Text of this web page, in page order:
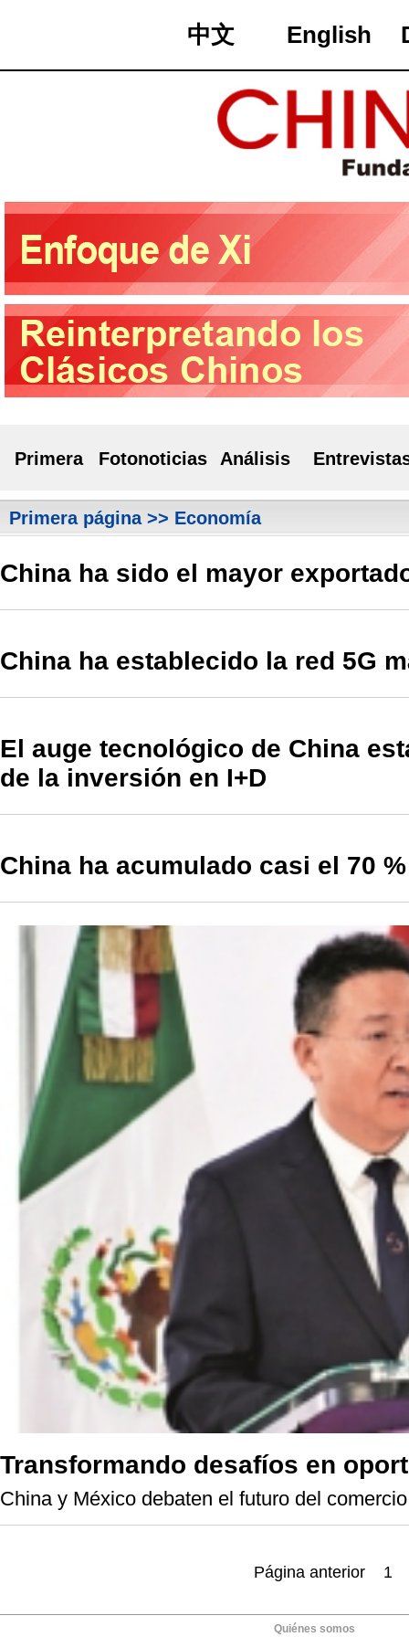
中文 English
Primera Fotonoticias Análisis
Primera página>> Economía
China ha sido el mayor
China ha establecido la red 5G
El auge tecnológico de China
de la inversión en I+D
China ha acumulado casi el 70
Transformando desafíos en
China y México debaten el futuro del
Página anterior 1
Quiénes somos